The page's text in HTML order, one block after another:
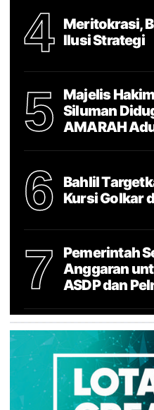
4
Meritokrasi,
Ilusi Strategi
5
Majelis
Siluman
AMARAH
6
Bahlil
Kursi Golkar
7
Pemerintah
Anggaran
ASDP dan